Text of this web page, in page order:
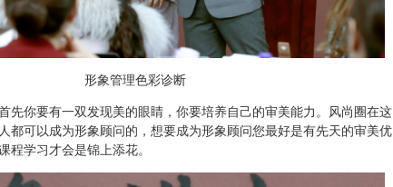
形象管理色彩诊断
先你要有一双发现美的眼睛，你要培养自己的审美能力。风尚圈在这
都可以成为形象顾问的，想要成为形象顾问您最好是有先天的审美优
程学习才会是锦上添花。